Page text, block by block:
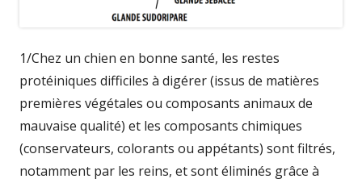
1/Chez un chien en bonne santé, les restes
protéiniques difficiles à digérer (issus de matières
premières végétales ou composants animaux de
mauvaise qualité) et les composants chimiques
(conservateurs, colorants ou appétants) sont filtrés,
notamment par les reins, et sont éliminés grâce à